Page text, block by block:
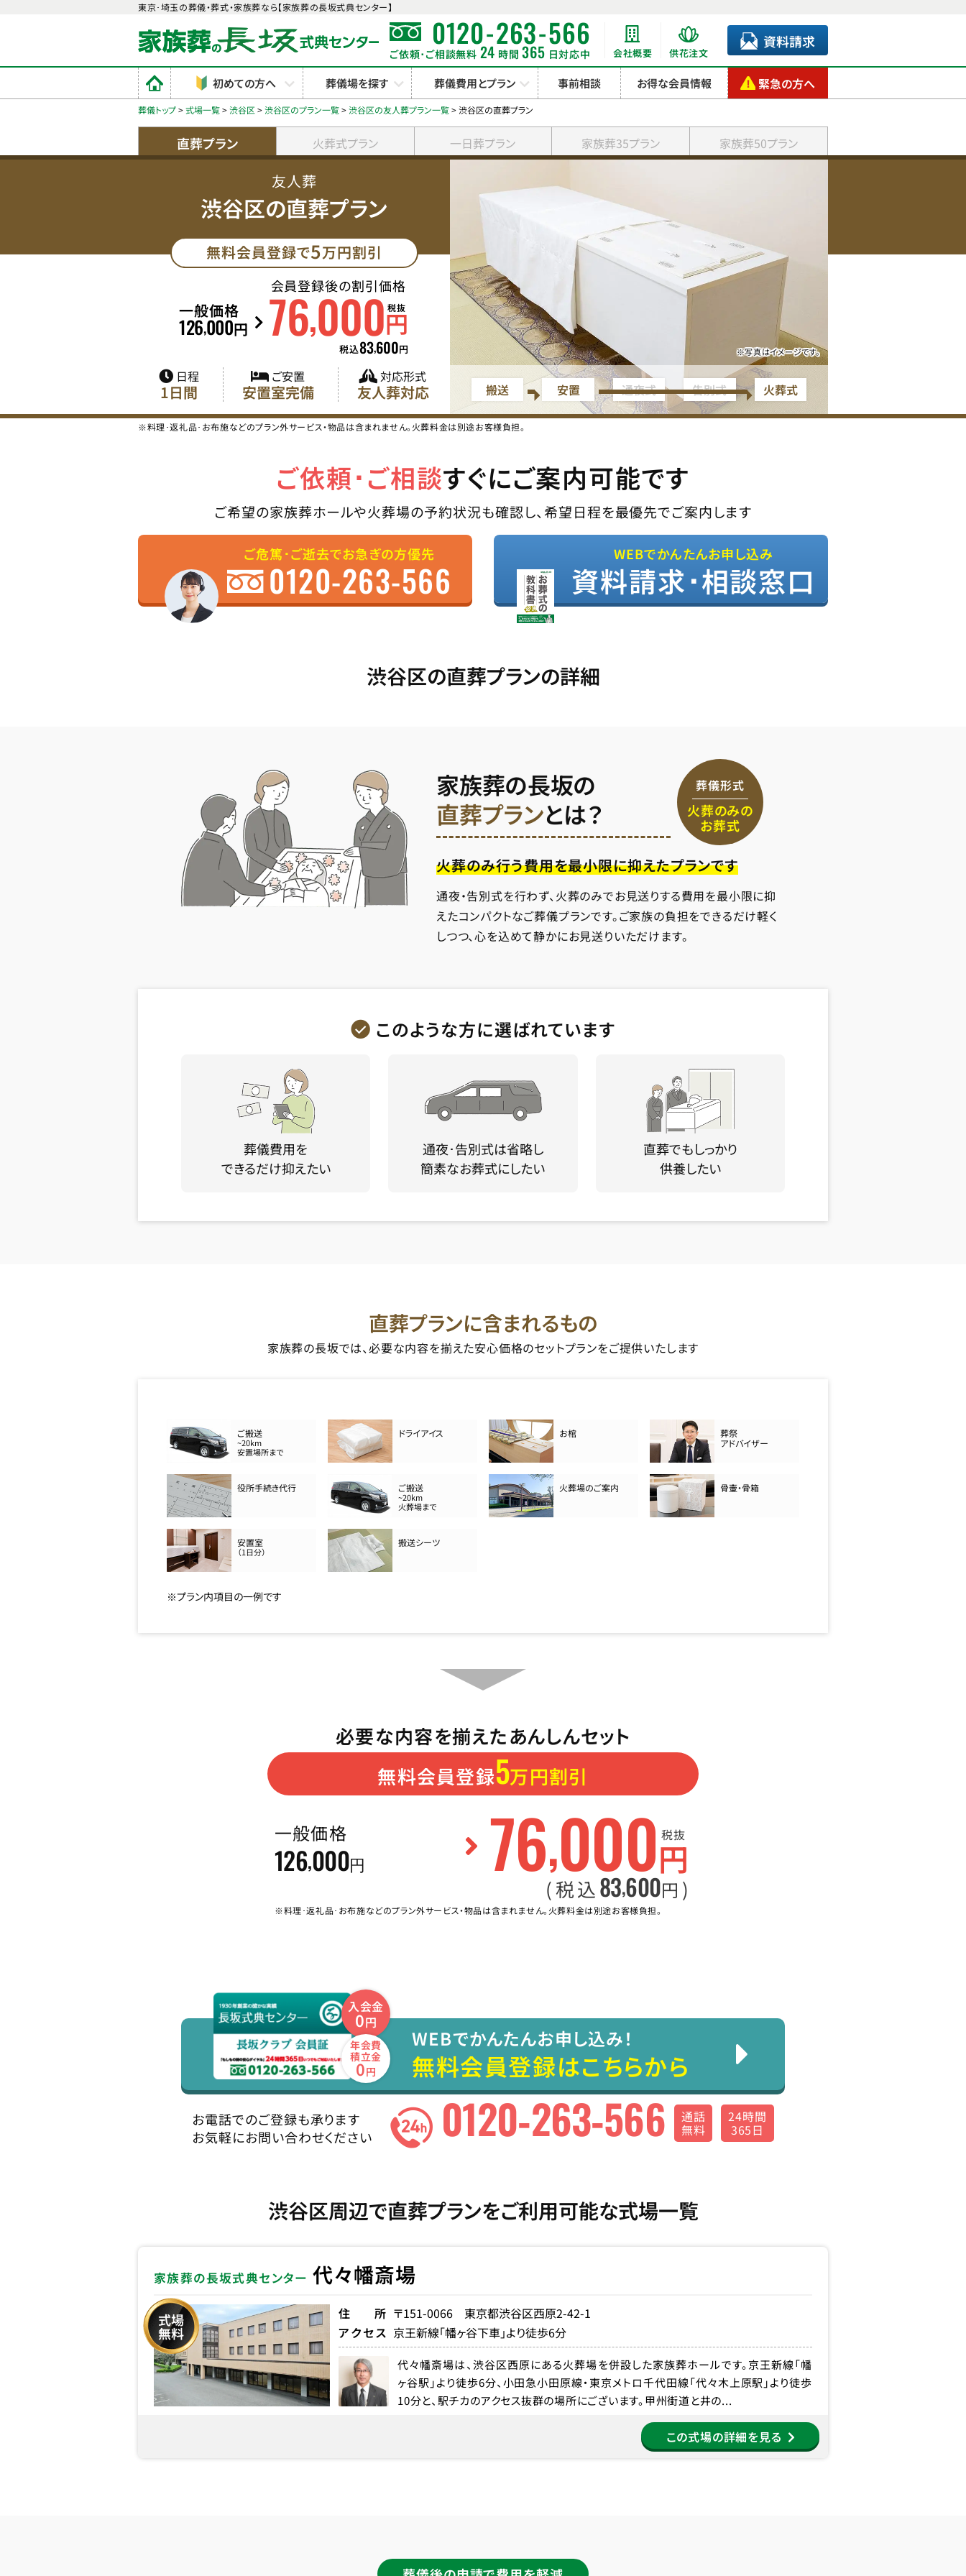
東京･埼玉の葬儀・葬式・家族葬なら【家族葬の長坂式典センター】
0120-263-566
ご依頼･ご相談無料 24 時間 365 日対応中 会社概要 供花注文
資料請求
初めての方へ 葬儀場を探す 葬儀費用とプラン 事前相談 お得な会員情報 緊急の方へ
葬儀トップ>式場一覧>渋谷区 >渋谷区のプラン一覧>渋谷区の友人葬プラン一覧>渋谷区の直葬プラン
直葬プラン 火葬式プラン 一日葬プラン 家族葬35プラン 家族葬50プラン
友人葬
渋谷区の直葬プラン
無料会員登録で5万円割引
一般価格
126,000円
会員登録後の割引価格
76,000円
税抜
税込83,600円
日程
1日間
ご安置
安置室完備
対応形式
友人葬対応
※写真はイメージです。
搬送 安置 通夜式 告別式 火葬式
※料理･返礼品･お布施などのプラン外サービス・物品は含まれません。火葬料金は別途お客様負担。
ご依頼･ご相談すぐにご案内可能です
ご希望の家族葬ホールや火葬場の予約状況も確認し、希望日程を最優先でご案内します
ご危篤･ご逝去でお急ぎの方優先
0120-263-566
WEBでかんたんお申し込み
資料請求･相談窓口
渋谷区の直葬プランの詳細
家族葬の長坂の
直葬プランとは？
葬儀形式
火葬のみの
お葬式
火葬のみ行う費用を最小限に抑えたプランです
通夜・告別式を行わず、火葬のみでお見送りする費用を最小限に抑
えたコンパクトなご葬儀プランです。ご家族の負担をできるだけ軽く
しつつ、心を込めて静かにお見送りいただけます。
このような方に選ばれています
葬儀費用を
できるだけ抑えたい
通夜･告別式は省略し
簡素なお葬式にしたい
直葬でもしっかり
供養したい
直葬プランに含まれるもの
家族葬の長坂では、必要な内容を揃えた安心価格のセットプランをご提供いたします
ご搬送
~20km
安置場所まで
ドライアイス お棺
葬祭
アドバイザー
役所手続き代行 ご搬送
~20km
火葬場まで
火葬場のご案内 骨壷・骨箱
安置室
（1日分）
搬送シーツ
※プラン内項目の一例です
必要な内容を揃えたあんしんセット
無料会員登録5万円割引
一般価格
126,000円 76,000円
税抜
(税込83,600円 )
※料理･返礼品･お布施などのプラン外サービス・物品は含まれません。火葬料金は別途お客様負担。
入会金
0円
年会費
積立金
0円
WEBでかんたんお申し込み！
無料会員登録はこちらから
お電話でのご登録も承ります
お気軽にお問い合わせください
0120-263-566 通話
無料
24時間
365日
渋谷区周辺で直葬プランをご利用可能な式場一覧
家族葬の長坂式典センター 代々幡斎場
式場
無料
住所 〒151-0066 東京都渋谷区西原2-42-1
アクセス 京王新線「幡ヶ谷下車」より徒歩6分
代々幡斎場は、渋谷区西原にある火葬場を併設した家族葬ホールです。京王新線「幡
ヶ谷駅」より徒歩6分、小田急小田原線・東京メトロ千代田線「代々木上原駅」より徒歩
10分と、駅チカのアクセス抜群の場所にございます。甲州街道と井の...
この式場の詳細を見る